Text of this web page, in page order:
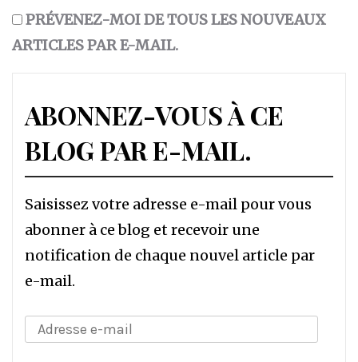
PRÉVENEZ-MOI DE TOUS LES NOUVEAUX
ARTICLES PAR E-MAIL.
ABONNEZ-VOUS À CE
BLOG PAR E-MAIL.
Saisissez votre adresse e-mail pour vous
abonner à ce blog et recevoir une
notification de chaque nouvel article par
e-mail.
Adresse